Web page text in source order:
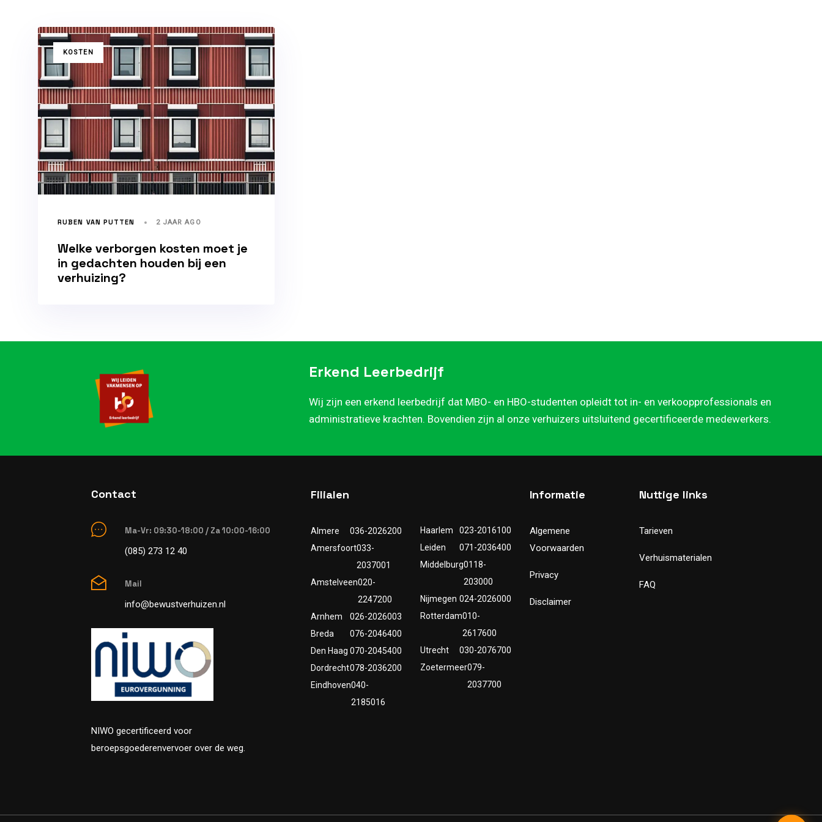
TAGSKOSTEN
RUBEN VAN PUTTEN 2 JAAR AGO
Welke verborgen kosten moet je
in gedachten houden bij een
verhuizing?
Erkend Leerbedrijf
Wij zijn een erkend leerbedrijf dat MBO- en HBO-studenten opleidt tot in- en verkoopprofessionals en
administratieve krachten. Bovendien zijn al onze verhuizers uitsluitend gecertificeerde medewerkers.
Contact
Ma-Vr: 09:30-18:00 / Za 10:00-16:00
(085) 273 12 40
Mail
info@bewustverhuizen.nl
NIWO gecertificeerd voor
beroepsgoederenvervoer over de weg.
Filialen
Almere
036-2026200
Amersfoort033-
2037001
Amstelveen020-
2247200
Arnhem
026-2026003
Breda
076-2046400
Den Haag 070-2045400
Dordrecht078-2036200
Eindhoven040-
2185016
Haarlem
023-2016100
Leiden
071-2036400
Middelburg0118-
203000
Nijmegen 024-2026000
Rotterdam010-
2617600
Utrecht
030-2076700
Zoetermeer079-
2037700
Informatie
Algemene
Voorwaarden
Privacy
Disclaimer
Nuttige links
Tarieven
Verhuismaterialen
FAQ